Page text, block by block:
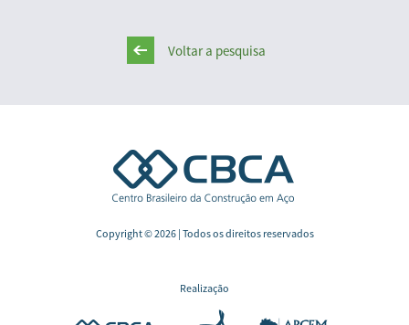
Voltar a pesquisa
Copyright © 2026 | Todos os direitos reservados
Realização